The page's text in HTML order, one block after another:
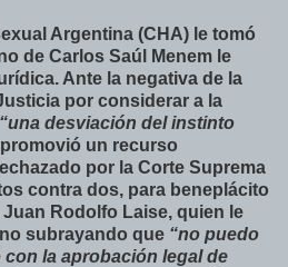
Argentina (CHA) le tomó
de Carlos Saúl Menem le
Ante la negativa de la
por considerar a la
“una desviación del instinto
promovió un recurso
por la Corte Suprema
contra dos, para beneplácito
Rodolfo Laise, quien le
subrayando que “no puedo
la aprobación legal de